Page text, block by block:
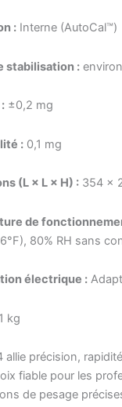
: Interne (AutoCal™)
stabilisation :
±0,2 mg
: 0,1 mg
(L × L × H) : 354 ×
de
80% RH sans
électrique :
kg
allie précision,
fiable pour les
de pesage